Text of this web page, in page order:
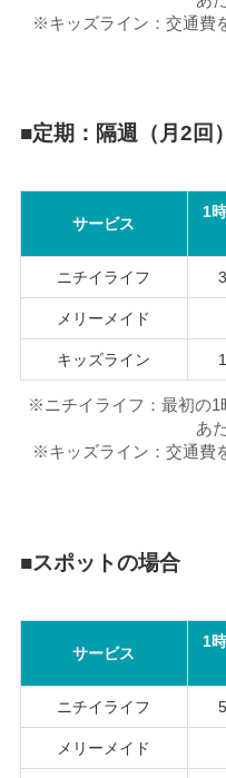
※キッズライン：交通費
■定期：隔週（月2回
サービス
1
ニチイライフ
メリーメイド
キッズライン
※ニチイライフ：最初の1
あ
※キッズライン：交通費
■スポットの場合
サービス
1
ニチイライフ
メリーメイド